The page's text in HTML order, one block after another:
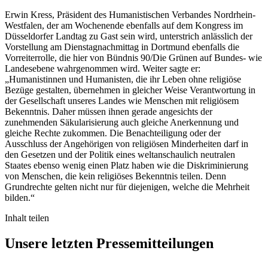
Erwin Kress, Präsident des Humanistischen Verbandes Nordrhein-
Westfalen, der am Wochenende ebenfalls auf dem Kongress im
Düsseldorfer Landtag zu Gast sein wird, unterstrich anlässlich der
Vorstellung am Dienstagnachmittag in Dortmund ebenfalls die
Vorreiterrolle, die hier von Bündnis 90/Die Grünen auf Bundes- wie
Landesebene wahrgenommen wird. Weiter sagte er:
„Humanistinnen und Humanisten, die ihr Leben ohne religiöse
Bezüge gestalten, übernehmen in gleicher Weise Verantwortung in
der Gesellschaft unseres Landes wie Menschen mit religiösem
Bekenntnis. Daher müssen ihnen gerade angesichts der
zunehmenden Säkularisierung auch gleiche Anerkennung und
gleiche Rechte zukommen. Die Benachteiligung oder der
Ausschluss der Angehörigen von religiösen Minderheiten darf in
den Gesetzen und der Politik eines weltanschaulich neutralen
Staates ebenso wenig einen Platz haben wie die Diskriminierung
von Menschen, die kein religiöses Bekenntnis teilen. Denn
Grundrechte gelten nicht nur für diejenigen, welche die Mehrheit
bilden.“
Inhalt teilen
Unsere letzten Pressemitteilungen